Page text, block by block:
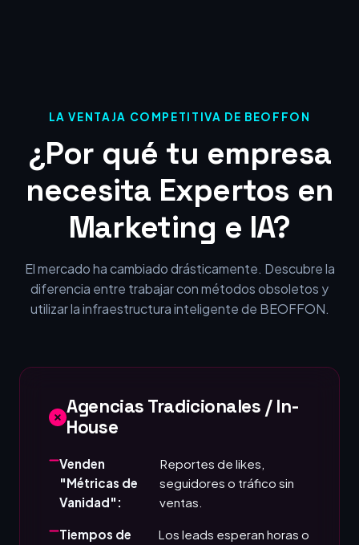
LA VENTAJA COMPETITIVA DE BEOFFON
¿Por qué tu empresa
necesita Expertos en
Marketing e IA?
El mercado ha cambiado drásticamente. Descubre la
diferencia entre trabajar con métodos obsoletos y
utilizar la infraestructura inteligente de BEOFFON.
Agencias Tradicionales / In-
House
Venden
"Métricas de
Vanidad":
Reportes de likes,
seguidores o tráfico sin
ventas.
Tiempos de
Los leads esperan horas o